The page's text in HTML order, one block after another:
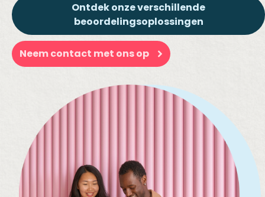
Ontdek onze verschillende
beoordelingsoplossingen
Neem contact met ons op